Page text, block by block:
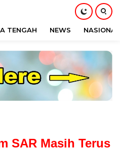
TENGAH NEWS NASIONAL
SAR Masih Terus